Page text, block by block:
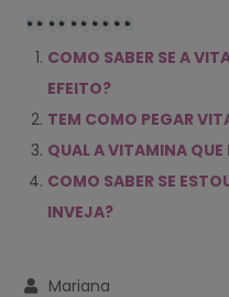
COMO SABER SE A
EFEITO?
TEM COMO PEGAR
QUAL A VITAMINA QUE
COMO SABER SE
INVEJA?